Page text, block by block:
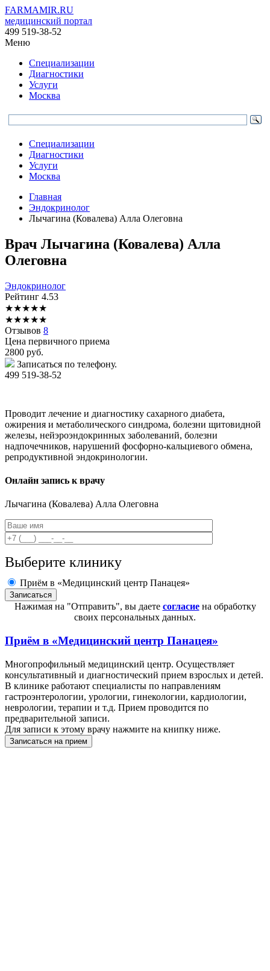
FARMAMIR.RU
медицинский портал
499 519-38-52
Меню
Специализации
Диагностики
Услуги
Москва
Специализации
Диагностики
Услуги
Москва
Главная
Эндокринолог
Лычагина (Ковалева) Алла Олеговна
Врач Лычагина (Ковалева) Алла
Олеговна
Эндокринолог
Рейтинг 4.53
★★★★★
★★★★★
Отзывов 8
Цена первичного приема
2800 руб.
Записаться по телефону.
499 519-38-52
Проводит лечение и диагностику сахарного диабета,
ожирения и метаболического синдрома, болезни щитовидной
железы, нейэроэндокринных заболеваний, болезни
надпочечников, нарушений фосфорно-кальциевого обмена,
репродуктивной эндокринологии.
Онлайн запись к врачу
Лычагина (Ковалева) Алла Олеговна
Выберите клинику
Приём в «Медицинский центр Панацея»
Нажимая на "Отправить", вы даете согласиена обработку
своих персональных данных.
Приём в «Медицинский центр Панацея»
Многопрофильный медицинский центр. Осуществляет
консультативный и диагностический прием взрослых и детей.
В клинике работают специалисты по направлениям
гастроэнтерологии, урологии, гинекологии, кардиологии,
неврологии, терапии и т.д. Прием проводится по
предварительной записи.
Для записи к этому врачу нажмите на книпку ниже.
Записаться на прием